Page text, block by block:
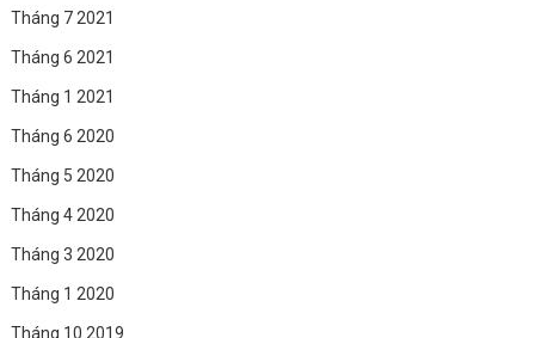
Tháng 7 2021
Tháng 6 2021
Tháng 1 2021
Tháng 6 2020
Tháng 5 2020
Tháng 4 2020
Tháng 3 2020
Tháng 1 2020
Tháng 10 2019